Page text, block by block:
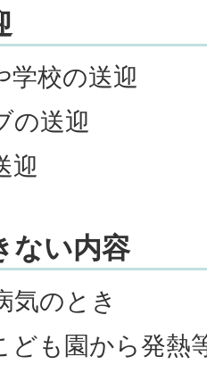
学校の送迎
の送迎
迎
ない内容
気のとき
ども園から発熱